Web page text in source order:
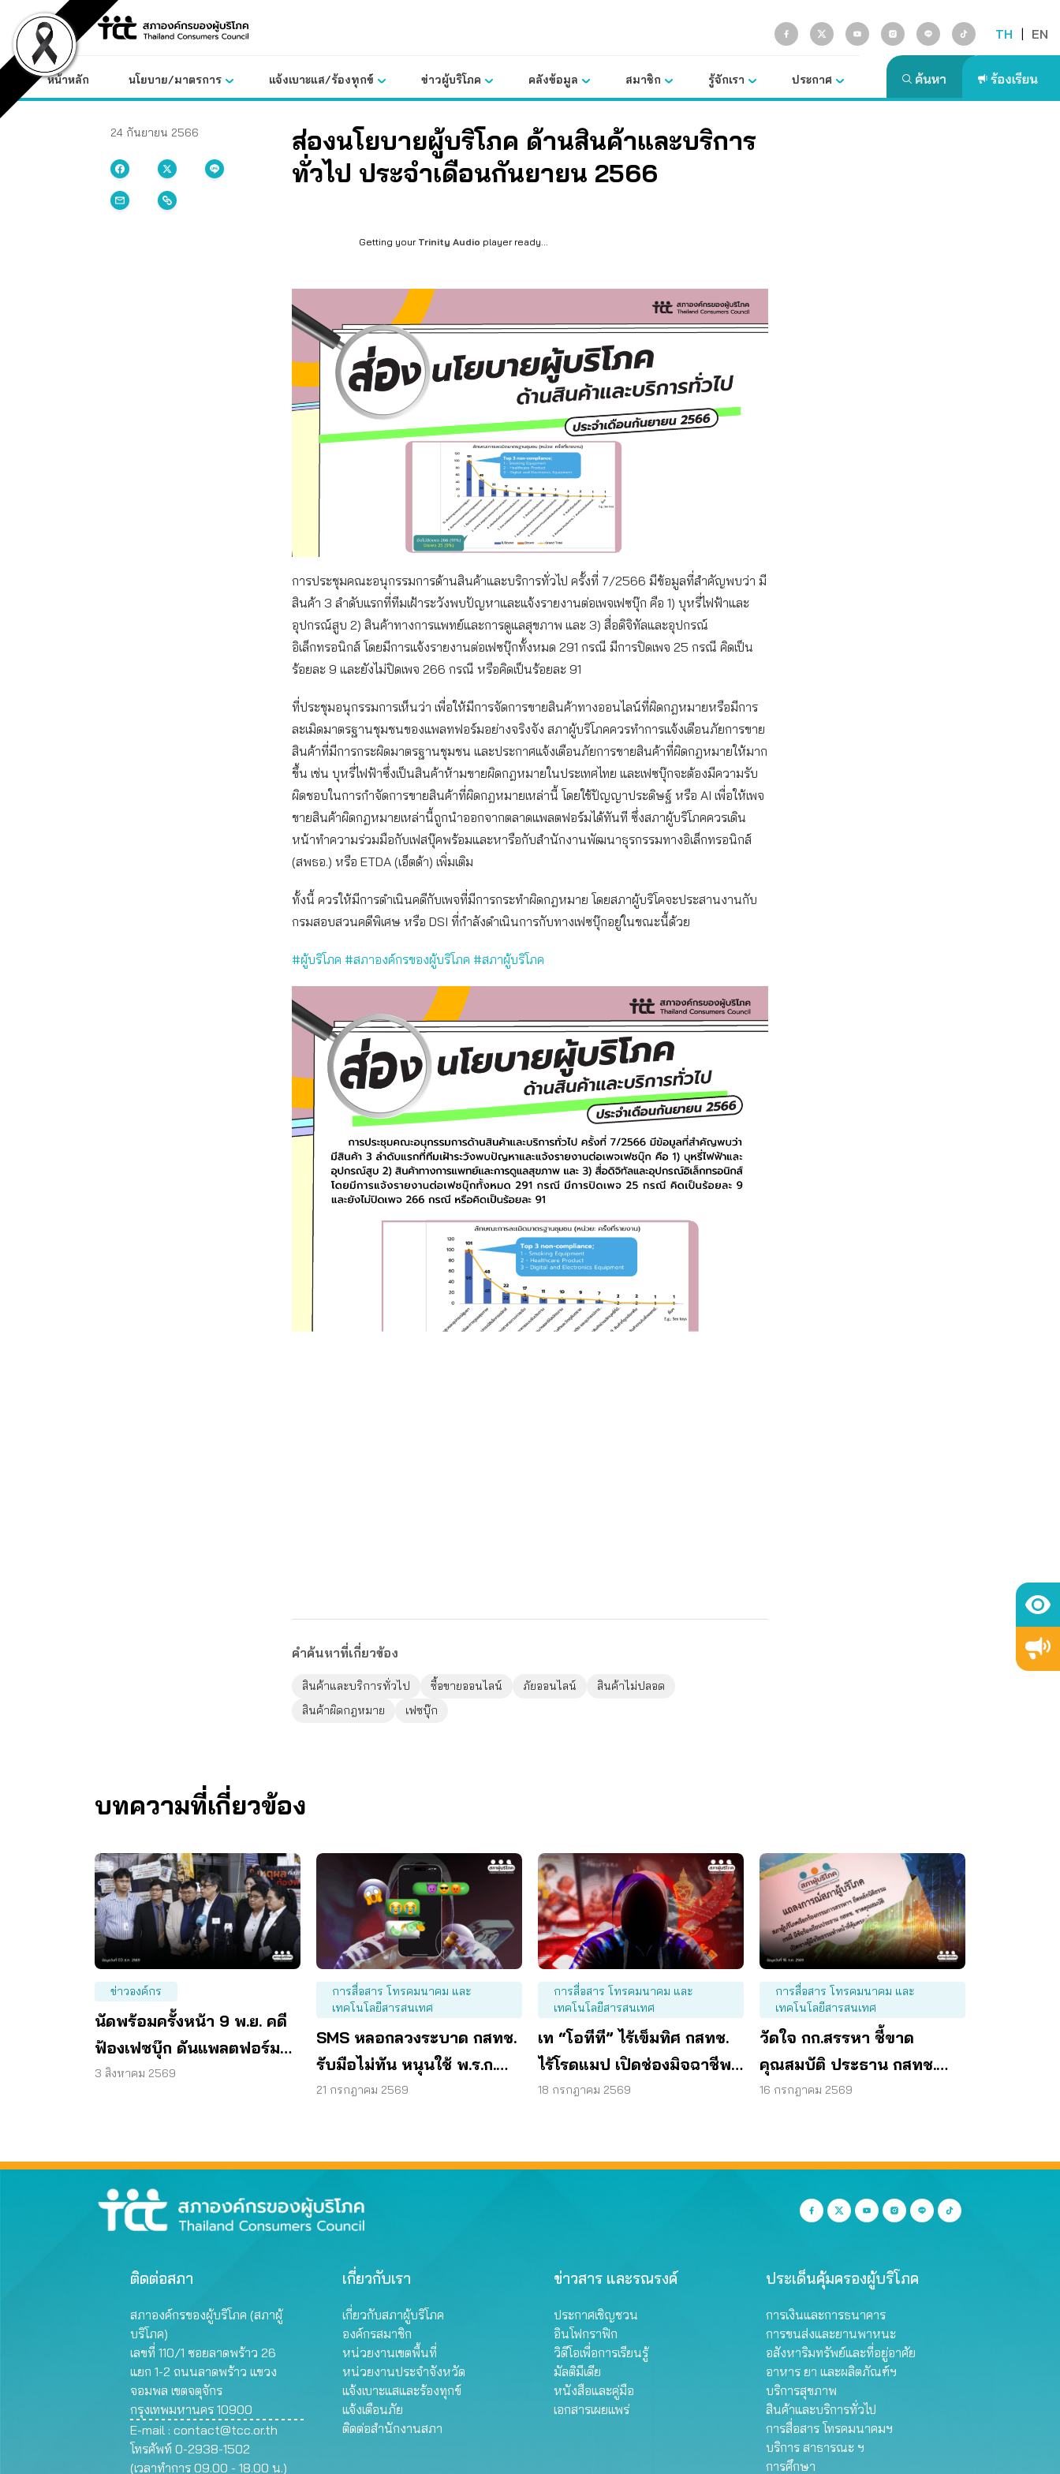
content
TH | EN
หน้าหลัก นโยบาย/มาตรการ แจ้งเบาะแส/ร้องทุกข์ ข่าวผู้บริโภค คลังข้อมูล สมาชิก รู้จักเรา ประกาศ
24 กันยายน 2566
ส่องนโยบายผู้บริโภค ด้านสินค้าและบริการ
ทั่วไป ประจำเดือนกันยายน 2566
Getting your Trinity Audio player ready...
การประชุมคณะอนุกรรมการด้านสินค้าและบริการทั่วไป ครั้งที่ 7/2566 มีข้อมูลที่สำคัญพบว่า มี
สินค้า 3 ลำดับแรกที่ทีมเฝ้าระวังพบปัญหาและแจ้งรายงานต่อเพจเฟซบุ๊ก คือ 1) บุหรี่ไฟฟ้าและ
อุปกรณ์สูบ 2) สินค้าทางการแพทย์และการดูแลสุขภาพ และ 3) สื่อดิจิทัลและอุปกรณ์
อิเล็กทรอนิกส์ โดยมีการแจ้งรายงานต่อเฟซบุ๊กทั้งหมด 291 กรณี มีการปิดเพจ 25 กรณี คิดเป็น
ร้อยละ 9 และยังไม่ปิดเพจ 266 กรณี หรือคิดเป็นร้อยละ 91
ที่ประชุมอนุกรรมการเห็นว่า เพื่อให้มีการจัดการขายสินค้าทางออนไลน์ที่ผิดกฎหมายหรือมีการ
ละเมิดมาตรฐานชุมชนของแพลทฟอร์มอย่างจริงจัง สภาผู้บริโภคควรทำการแจ้งเตือนภัยการขาย
สินค้าที่มีการกระผิดมาตรฐานชุมชน และประกาศแจ้งเตือนภัยการขายสินค้าที่ผิดกฎหมายให้มาก
ขึ้น เช่น บุหรี่ไฟฟ้าซึ่งเป็นสินค้าห้ามขายผิดกฎหมายในประเทศไทย และเฟซบุ๊กจะต้องมีความรับ
ผิดชอบในการกำจัดการขายสินค้าที่ผิดกฎหมายเหล่านี้ โดยใช้ปัญญาประดิษฐ์ หรือ AI เพื่อให้เพจ
ขายสินค้าผิดกฎหมายเหล่านี้ถูกนำออกจากตลาดแพลตฟอร์มได้ทันที ซึ่งสภาผู้บริโภคควรเดิน
หน้าทำความร่วมมือกับเฟสบุ๊คพร้อมและหารือกับสำนักงานพัฒนาธุรกรรมทางอิเล็กทรอนิกส์
(สพธอ.) หรือ ETDA (เอ็ตด้า) เพิ่มเติม
ทั้งนี้ ควรให้มีการดำเนินคดีกับเพจที่มีการกระทำผิดกฎหมาย โดยสภาผู้บริโคจะประสานงานกับ
กรมสอบสวนคดีพิเศษ หรือ DSI ที่กำลังดำเนินการกับทางเฟซบุ๊กอยู่ในขณะนี้ด้วย
#ผู้บริโภค #สภาองค์กรของผู้บริโภค #สภาผู้บริโภค
คำค้นหาที่เกี่ยวข้อง
สินค้าและบริการทั่วไป ซื้อขายออนไลน์ ภัยออนไลน์
สินค้าไม่ปลอด
สินค้าผิดกฎหมาย
เฟซบุ๊ก
บทความที่เกี่ยวข้อง
ข่าวองค์กร
นัดพร้อมครั้งหน้า 9 พ.ย. คดี
ฟ้องเฟซบุ๊ก ดันแพลตฟอร์ม
ร่วมรับผิด
3 สิงหาคม 2569
การสื่อสาร โทรคมนาคม และ
เทคโนโลยีสารสนเทศ
SMS หลอกลวงระบาด กสทช.
รับมือไม่ทัน หนุนใช้ พ.ร.ก.
ไซเบอร์ เข้มข้น
21 กรกฎาคม 2569
การสื่อสาร โทรคมนาคม และ
เทคโนโลยีสารสนเทศ
เท “โอทีที” ไร้เข็มทิศ กสทช.
ไร้โรดแมป เปิดช่องมิจฉาชีพ
หลอกผู้บริโภค
18 กรกฎาคม 2569
การสื่อสาร โทรคมนาคม และ
เทคโนโลยีสารสนเทศ
วัดใจ กก.สรรหา ชี้ขาด
คุณสมบัติ ประธาน กสทช.
เปิดทางคนที่ดีกว่า มาทำ
16 กรกฎาคม 2569
ติดต่อสภา
สภาองค์กรของผู้บริโภค (สภาผู้
บริโภค)
เลขที่ 110/1 ซอยลาดพร้าว 26
แยก 1-2 ถนนลาดพร้าว แขวง
จอมพล เขตจตุจักร
กรุงเทพมหานคร 10900
E-mail : contact@tcc.or.th
โทรศัพท์ 0-2938-1502
(เวลาทำการ 09.00 - 18.00 น.)
เกี่ยวกับเรา
เกี่ยวกับสภาผู้บริโภค
องค์กรสมาชิก
หน่วยงานเขตพื้นที่
หน่วยงานประจำจังหวัด
แจ้งเบาะแสและร้องทุกข์
แจ้งเตือนภัย
ติดต่อสำนักงานสภา
ข่าวสาร และรณรงค์
ประกาศเชิญชวน
อินโฟกราฟิก
วิดีโอเพื่อการเรียนรู้
มัลติมีเดีย
หนังสือและคู่มือ
เอกสารเผยแพร่
ประเด็นคุ้มครองผู้บริโภค
การเงินและการธนาคาร
การขนส่งและยานพาหนะ
อสังหาริมทรัพย์และที่อยู่อาศัย
อาหาร ยา และผลิตภัณฑ์ฯ
บริการสุขภาพ
สินค้าและบริการทั่วไป
การสื่อสาร โทรคมนาคมฯ
บริการ สาธารณะ ฯ
การศึกษา